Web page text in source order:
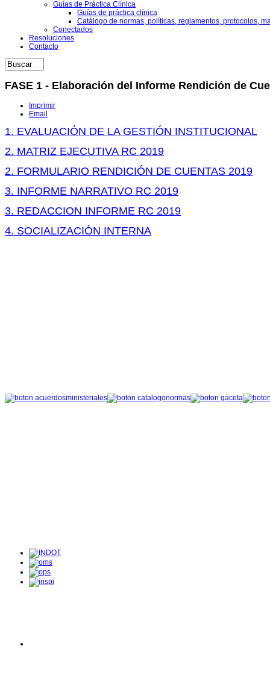
Guías de Práctica Clínica
Guías de práctica clínica
Catálogo de normas, políticas, reglamentos, protocolos,
Conectados
Resoluciones
Contacto
FASE 1 - Elaboración del Informe Rendición de
Imprimir
Email
1. EVALUACIÓN DE LA GESTIÓN INSTITUCIONAL
2. MATRIZ EJECUTIVA RC 2019
2. FORMULARIO RENDICIÓN DE CUENTAS 2019
3. INFORME NARRATIVO RC 2019
3. REDACCION INFORME RC 2019
4. SOCIALIZACIÓN INTERNA